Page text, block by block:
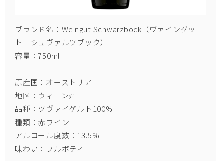
ブランド名：Weingut Schwarzböck（ヴァイングッ
ト シュヴァルツブック）
容量：750ml
原産国：オーストリア
地区：ウィーン州
品種：ツヴァイゲルト100%
種類：赤ワイン
アルコール度数：13.5%
味わい：フルボティ